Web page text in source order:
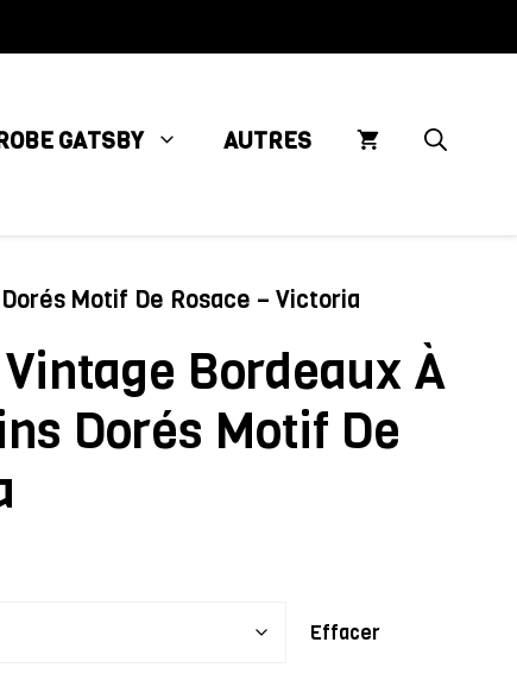
GATSBY AUTRES
Motif De Rosace – Victoria
Bordeaux À
Dorés Motif De
Effacer